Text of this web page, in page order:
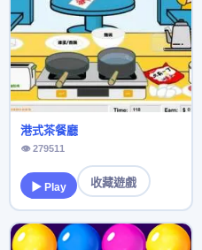
港式茶餐廳
👁 279511
▶ Play 收藏遊戲